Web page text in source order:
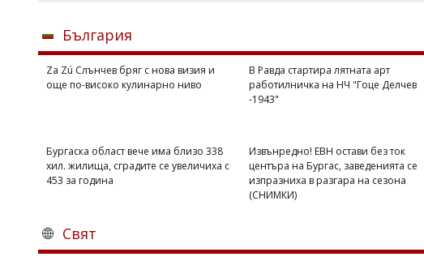
office@flagman.bg
Коментарите
статиите
читателите
редакцията
България
Za Zú Слънчев бряг с нова визия и
още по-високо кулинарно ниво
В Равда стартира лятната арт
работилничка на НЧ "Гоце Делчев
-1943"
Бургаска област вече има близо 338
хил. жилища, сградите се увеличиха с
453 за година
Извънредно! ЕВН остави без ток
центъра на Бургас, заведенията се
изпразниха в разгара на сезона
(СНИМКИ)
Свят